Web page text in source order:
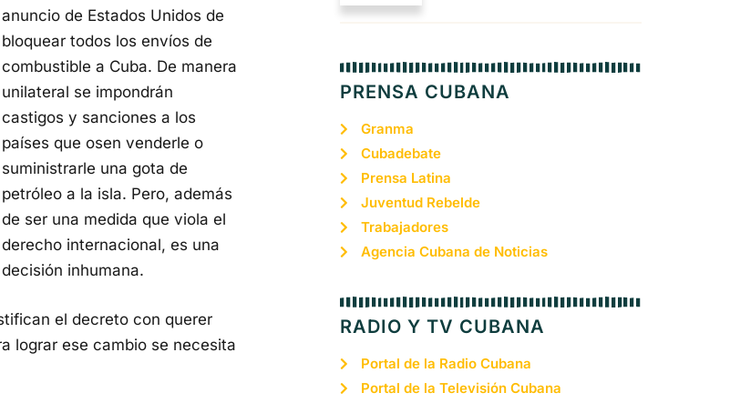
anuncio de Estados Unidos de
bloquear todos los envíos de
combustible a Cuba. De manera
unilateral se impondrán
castigos y sanciones a los
países que osen venderle o
suministrarle una gota de
petróleo a la isla. Pero, además
de ser una medida que viola el
derecho internacional, es una
decisión inhumana.
el decreto con querer
lograr ese cambio se necesita
PRENSA CUBANA
Granma
Cubadebate
Prensa Latina
Juventud Rebelde
Trabajadores
Agencia Cubana de Noticias
RADIO Y TV CUBANA
Portal de la Radio Cubana
Portal de la Televisión Cubana